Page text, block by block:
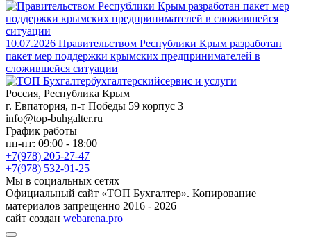
10.07.2026 Правительством Республики Крым разработан
пакет мер поддержки крымских предпринимателей в
сложившейся ситуации
бухгалтерскийсервис и услуги
Россия, Республика Крым
г. Евпатория, п-т Победы 59 корпус 3
info@top-buhgalter.ru
График работы
пн-пт: 09:00 - 18:00
+7(978) 205-27-47
+7(978) 532-91-25
Мы в социальных сетях
Официальный сайт «ТОП Бухгалтер». Копирование
материалов запрещенно 2016 - 2026
сайт создан webarena.pro